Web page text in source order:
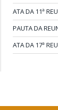
ATA DA 11ª
PAUTA DA
ATA DA 17ª